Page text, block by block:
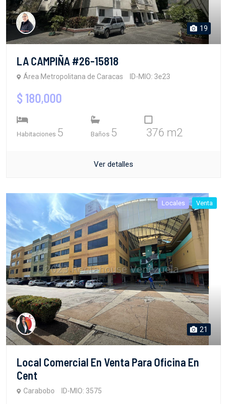
19
LA CAMPIÑA #26-15818
Área Metropolitana de Caracas ID-MIO: 3e23
$ 180,000
Habitaciones 5 Baños 5 376 m2
Ver detalles
Locales Venta
21
Local Comercial En Venta Para Oficina En
Cent
Carabobo ID-MIO: 3575